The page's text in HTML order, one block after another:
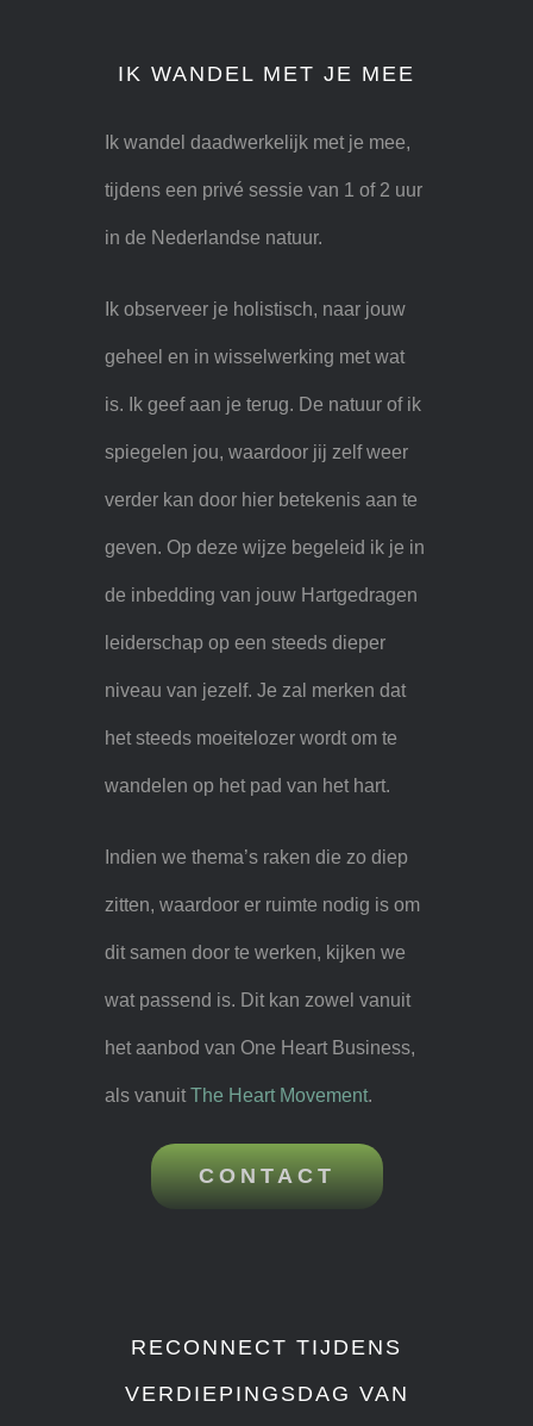
IK WANDEL MET JE MEE
Ik wandel daadwerkelijk met je mee,
tijdens een privé sessie van 1 of 2 uur
in de Nederlandse natuur.
Ik observeer je holistisch, naar jouw
geheel en in wisselwerking met wat
is. Ik geef aan je terug. De natuur of ik
spiegelen jou, waardoor jij zelf weer
verder kan door hier betekenis aan te
geven. Op deze wijze begeleid ik je in
de inbedding van jouw Hartgedragen
leiderschap op een steeds dieper
niveau van jezelf. Je zal merken dat
het steeds moeitelozer wordt om te
wandelen op het pad van het hart.
Indien we thema’s raken die zo diep
zitten, waardoor er ruimte nodig is om
dit samen door te werken, kijken we
wat passend is. Dit kan zowel vanuit
het aanbod van One Heart Business,
als vanuitThe Heart Movement.
CONTACT
RECONNECT TIJDENS
VERDIEPINGSDAG VAN